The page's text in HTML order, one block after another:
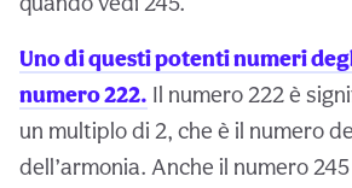
Uno di questi potenti numeri
numero 222. Il numero 222 è
un multiplo di 2, che è il numero
dell’armonia. Anche il numero